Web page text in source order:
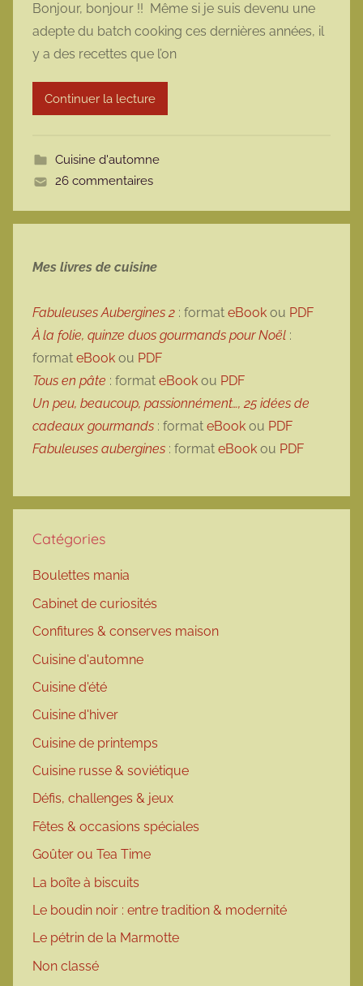
r
m
a
Bonjour, bonjour !! Même si je suis devenu une
adepte du batch cooking ces dernières années, il
y a des recettes que l’on
Continuer la lecture
Cuisine d'automne
26 commentaires
Mes livres de cuisine
Fabuleuses Aubergines 2 : format eBook ou PDF
À la folie, quinze duos gourmands pour Noël :
format eBook ou PDF
Tous en pâte : format eBook ou PDF
Un peu, beaucoup, passionnément…, 25 idées de
cadeaux gourmands : format eBook ou PDF
Fabuleuses aubergines : format eBook ou PDF
Catégories
Boulettes mania
Cabinet de curiosités
Confitures & conserves maison
Cuisine d'automne
Cuisine d'été
Cuisine d'hiver
Cuisine de printemps
Cuisine russe & soviétique
Défis, challenges & jeux
Fêtes & occasions spéciales
Goûter ou Tea Time
La boîte à biscuits
Le boudin noir : entre tradition & modernité
Le pétrin de la Marmotte
Non classé